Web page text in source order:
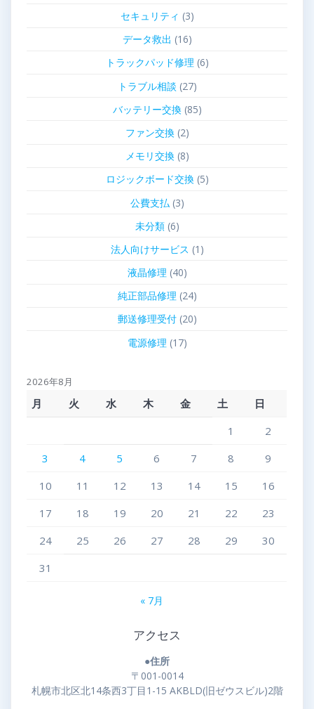
セキュリティ (3)
データ救出 (16)
トラックパッド修理 (6)
トラブル相談 (27)
バッテリー交換(85)
ファン交換(2)
メモリ交換(8)
ロジックボード交換(5)
公費支払(3)
未分類(6)
法人向けサービス (1)
液晶修理 (40)
純正部品修理 (24)
郵送修理受付(20)
電源修理 (17)
2026年8月
月 火 水 木 金 土
日
1
2
3
4 5 6 7 8
9
10
11 12 13 14 15
16
17
18 19 20 21 22
23
24
25 26 27 28 29
30
31
« 7月
アクセス
●住所
〒001-0014
札幌市北区北14条西3丁目1-15 AKBLD(旧ゼウスビル)2階